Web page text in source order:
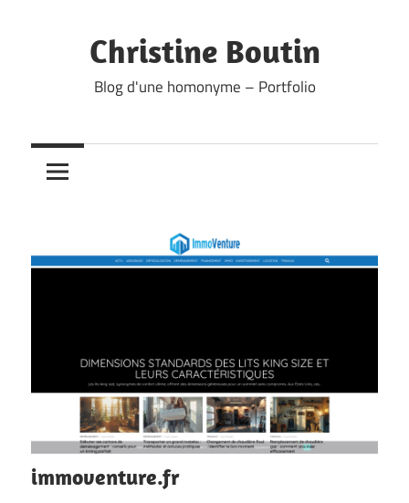
Christine Boutin
Blog d'une homonyme – Portfolio
immoventure.fr